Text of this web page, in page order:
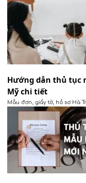
Hướng dẫn thủ tục
Mỹ chi tiết
Mẫu đơn, giấy tờ, hồ sơ Hà